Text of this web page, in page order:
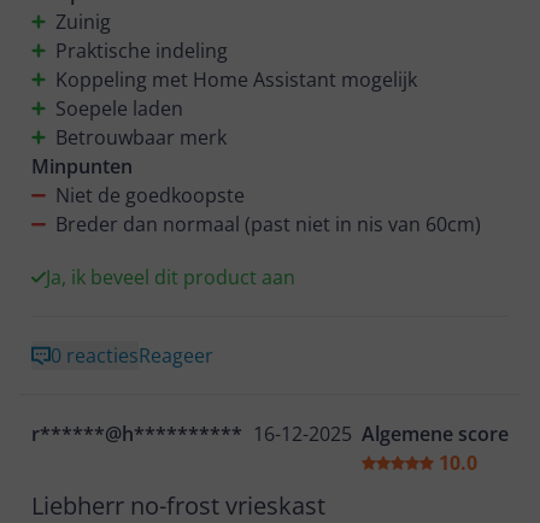
steeds zo goed is als onze oude (die het na 13 jaar
nog steeds perfect werkte) zijn we heel blij.
Deze kast heeft groete brede en diepe laden op
rails. Hierdoor gaan ze soepel open. De bovenste
lade kantelt iets omlaag zodat je er makkelijker iets
uit kunt pakken. De ijsblokjes unit hebben we nog
Zuinig
Praktische indeling
Koppeling met Home Assistant mogelijk
Soepele laden
Betrouwbaar merk
Minpunten
Niet de goedkoopste
Breder dan normaal (past niet in nis van 60cm)
Ja, ik beveel dit product aan
0 reactiesReageer
r******@h********** 16-12-2025 Algemene score
10.0
Liebherr no-frost vrieskast